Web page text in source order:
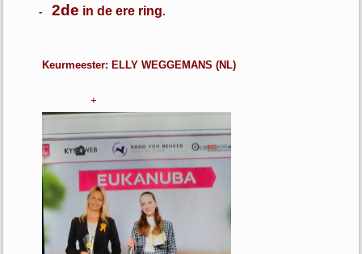
-2de in de ere ring.
Keurmeester: ELLY WEGGEMANS (NL)
+